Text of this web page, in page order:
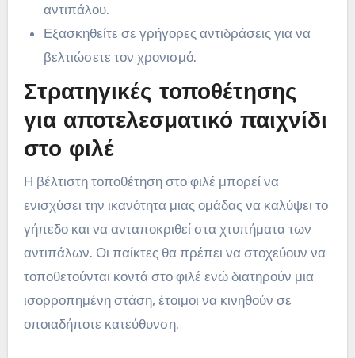
αντιπάλου.
Εξασκηθείτε σε γρήγορες αντιδράσεις για να
βελτιώσετε τον χρονισμό.
Στρατηγικές τοποθέτησης
για αποτελεσματικό παιχνίδι
στο φιλέ
Η βέλτιστη τοποθέτηση στο φιλέ μπορεί να
ενισχύσει την ικανότητα μιας ομάδας να καλύψει το
γήπεδο και να ανταποκριθεί στα χτυπήματα των
αντιπάλων. Οι παίκτες θα πρέπει να στοχεύουν να
τοποθετούνται κοντά στο φιλέ ενώ διατηρούν μια
ισορροπημένη στάση, έτοιμοι να κινηθούν σε
οποιαδήποτε κατεύθυνση.